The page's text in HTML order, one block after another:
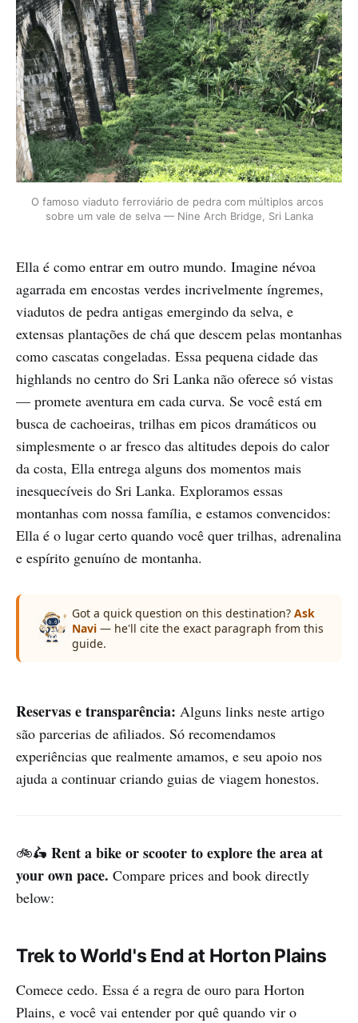
O famoso viaduto ferroviário de pedra com múltiplos arcos
sobre um vale de selva — Nine Arch Bridge, Sri Lanka
Ella é como entrar em outro mundo. Imagine névoa
agarrada em encostas verdes incrivelmente íngremes,
viadutos de pedra antigas emergindo da selva, e
extensas plantações de chá que descem pelas montanhas
como cascatas congeladas. Essa pequena cidade das
highlands no centro do Sri Lanka não oferece só vistas
— promete aventura em cada curva. Se você está em
busca de cachoeiras, trilhas em picos dramáticos ou
simplesmente o ar fresco das altitudes depois do calor
da costa, Ella entrega alguns dos momentos mais
inesquecíveis do Sri Lanka. Exploramos essas
montanhas com nossa família, e estamos convencidos:
Ella é o lugar certo quando você quer trilhas, adrenalina
e espírito genuíno de montanha.
Got a quick question on this destination? Ask
Navi — he'll cite the exact paragraph from this
guide.
Reservas e transparência: Alguns links neste artigo
são parcerias de afiliados. Só recomendamos
experiências que realmente amamos, e seu apoio nos
ajuda a continuar criando guias de viagem honestos.
🚲🛵 Rent a bike or scooter to explore the area at
your own pace. Compare prices and book directly
below:
Trek to World's End at Horton Plains
Comece cedo. Essa é a regra de ouro para Horton
Plains, e você vai entender por quê quando vir o